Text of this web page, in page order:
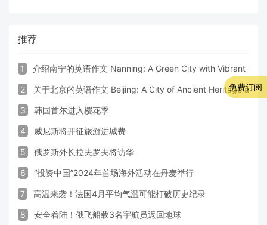
推荐
1 介绍南宁的英语作文 Nanning: A Green City with Vibrant
2 关于北京的英语作文 Beijing: A City of Ancient Heritage and
3 韩国首尔进入樱花季
4 威尼斯将开征旅游进城费
5 俄罗斯外长拉夫罗夫将访华
6 “投资中国”2024年首场海外活动在丹麦举行
7 高温来袭！法国4月平均气温可能打破历史纪录
8 安全着陆！俄飞船载3名宇航员返回地球
免费订阅